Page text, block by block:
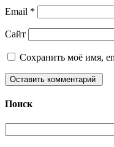
Email *
Сайт
Сохранить моё имя,
Поиск